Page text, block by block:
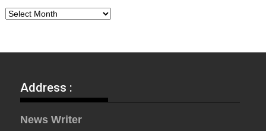
Address :
News Writer